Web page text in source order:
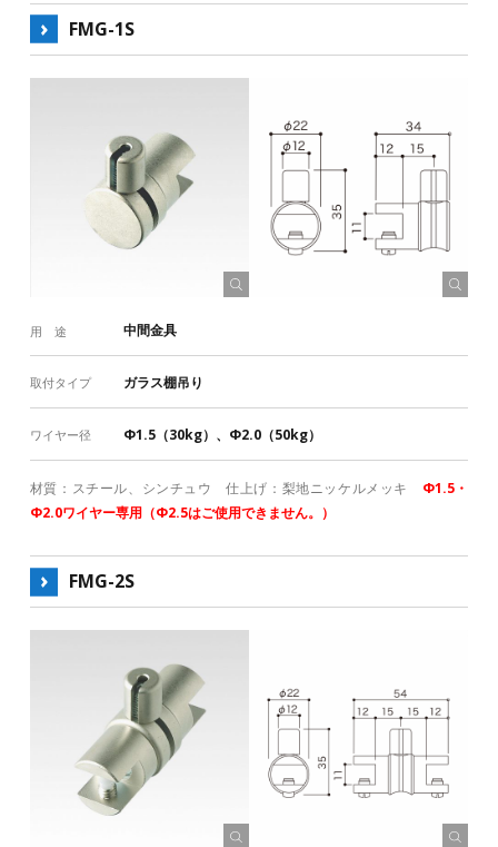
FMG-1S
用 途 中間金具
取付タイプ ガラス棚吊り
ワイヤー径 Φ1.5（30kg）、Φ2.0（50kg）
材質：スチール、シンチュウ 仕上げ：梨地ニッケルメッキ Φ1.5・
Φ2.0ワイヤー専用（Φ2.5はご使用できません。）
FMG-2S